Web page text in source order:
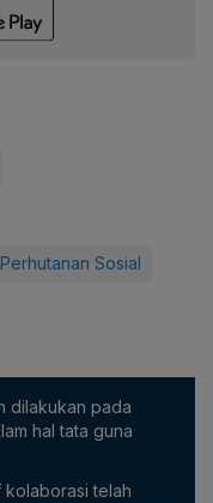
Sosial
dilakukan pada
hal tata guna
kolaborasi telah